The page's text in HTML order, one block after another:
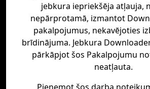
jebkura iepriekšēja atļauja,
nepārprotamā, izmantot
pakalpojumus, nekavējoties
brīdinājuma. Jebkura
pārkāpjot šos Pakalpojumu
neatļauta.